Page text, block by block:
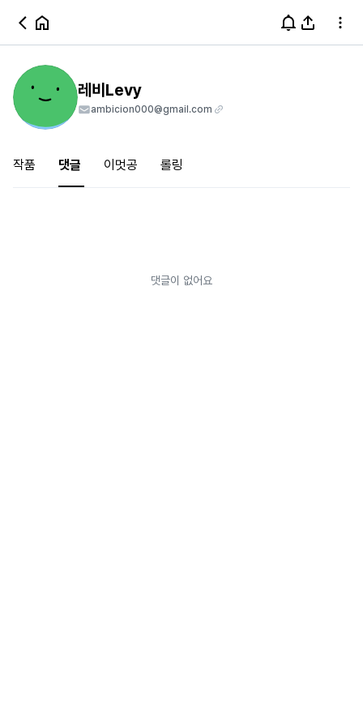
레비Levy
ambicion000@gmail.com
작품 댓글 이멋공 롤링
댓글이 없어요